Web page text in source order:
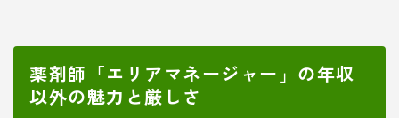
薬剤師「エリアマネージャー」の年収
以外の魅力と厳しさ